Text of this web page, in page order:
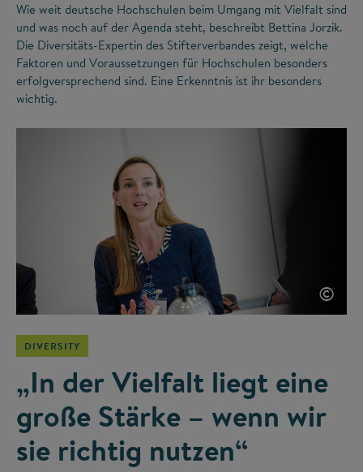
Wie weit deutsche Hochschulen beim Umgang mit Vielfalt sind
und was noch auf der Agenda steht, beschreibt Bettina Jorzik.
Die Diversitäts-Expertin des Stifterverbandes zeigt, welche
Faktoren und Voraussetzungen für Hochschulen besonders
erfolgversprechend sind. Eine Erkenntnis ist ihr besonders
wichtig.
©
DIVERSITY
„In der Vielfalt liegt eine
große Stärke – wenn wir
sie richtig nutzen“